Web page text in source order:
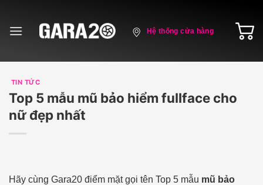
content
Hệ thống cửa hàng
TIN TỨC
Top 5 mẫu mũ bảo hiểm fullface cho
nữ đẹp nhất
Hãy cùng Gara20 điểm mặt gọi tên Top 5 mẫu mũ bảo